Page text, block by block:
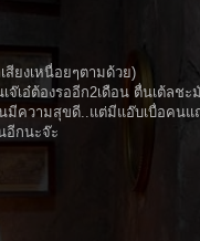
สียงเหนื่อยๆตามด้วย)
จ๊เอ๋ต้องรออีก2เดือน ตื่นเต้ลชะ
มีความสุขดี..แต่มีแอ๊บเบื่อคน
อีกนะจ๊ะ